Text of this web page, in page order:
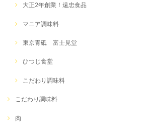
大正2年創業！遠忠食品
マニア調味料
東京青砥 富士見堂
ひつじ食堂
こだわり調味料
こだわり調味料
肉